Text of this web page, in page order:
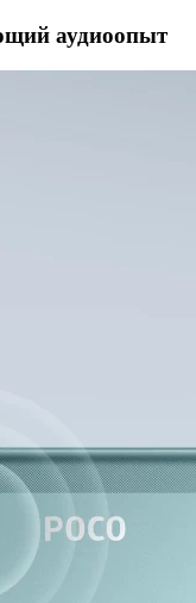
аудиоопыт